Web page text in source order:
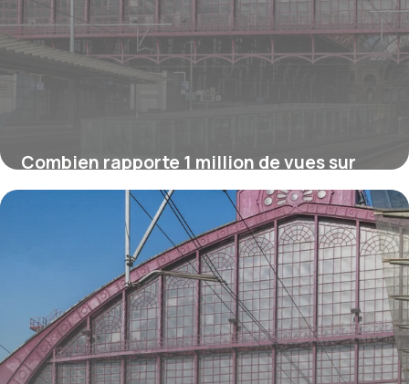
Combien rapporte 1 million de vues sur
YouTube ?